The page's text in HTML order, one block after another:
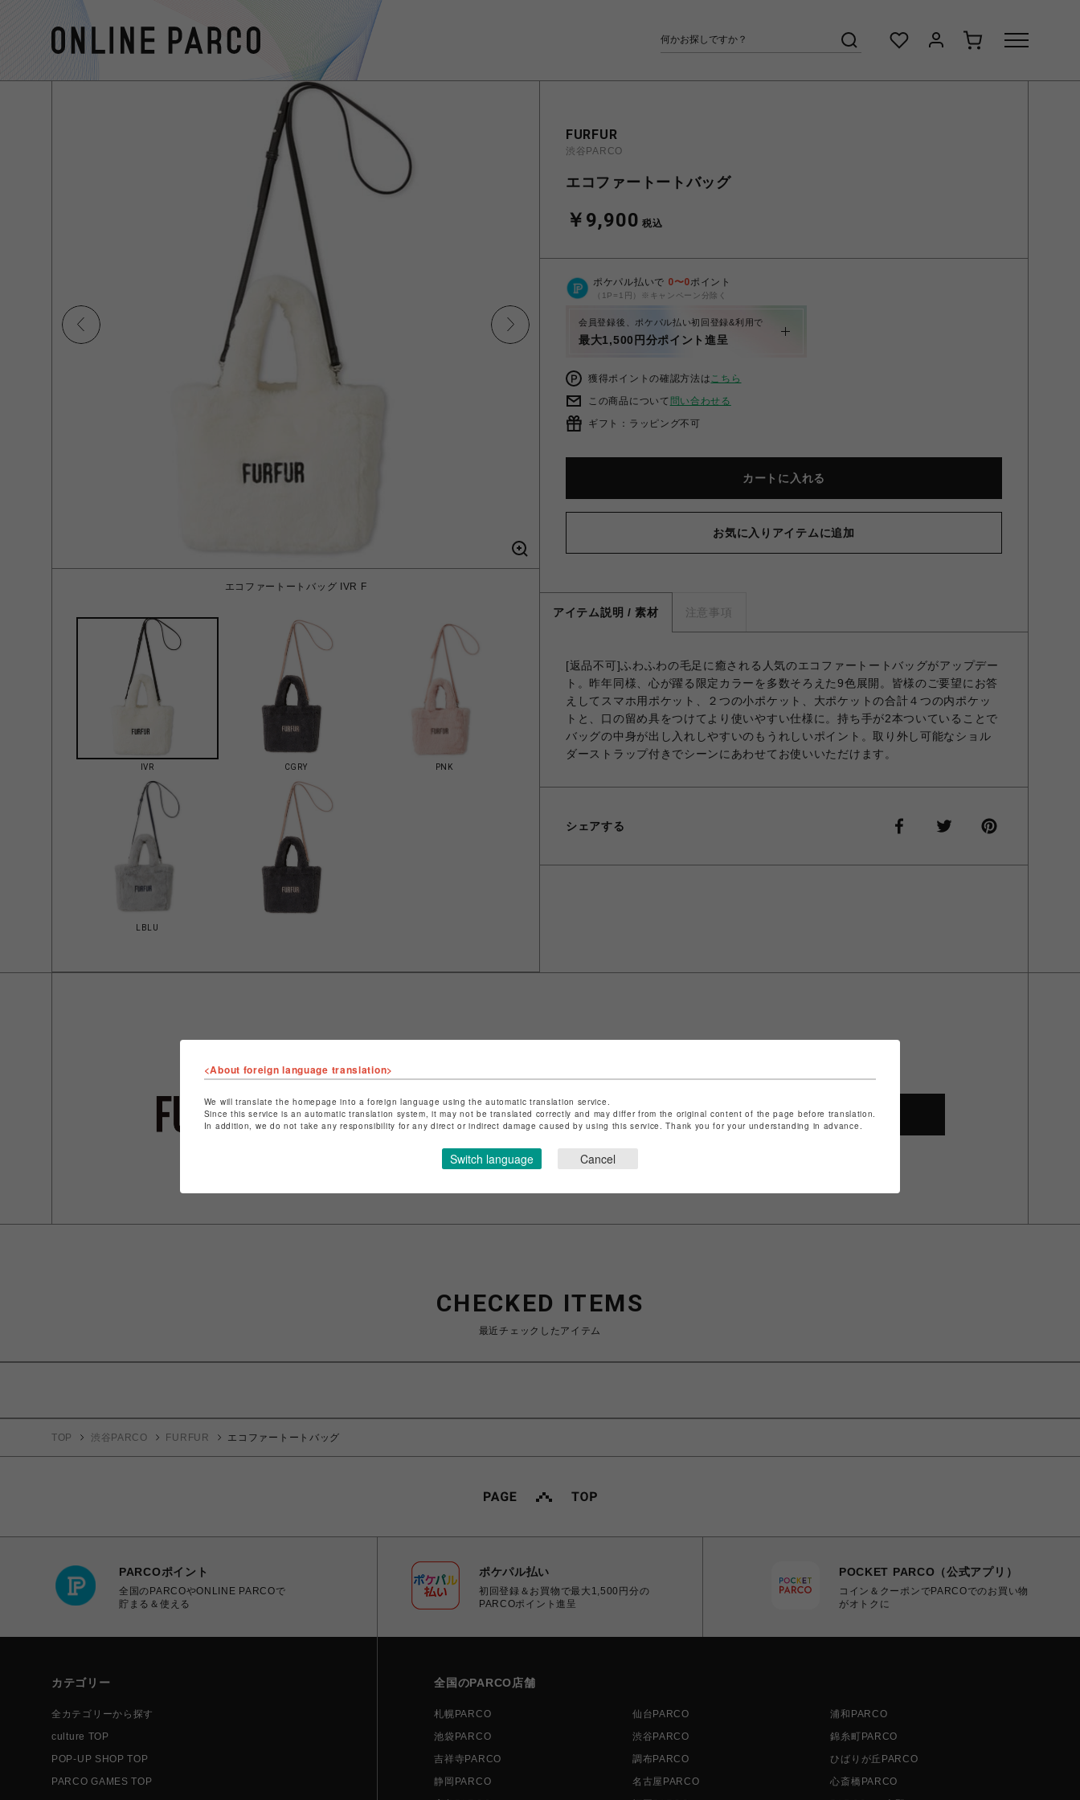
エコファートートバッグ IVR F
IVR CGRY PNK
LBLU
FURFUR
渋谷PARCO
エコファートートバッグ
￥9,900 税込
ポケパル払いで 0〜0ポイント
（1P=1円）※キャンペーン分除く
会員登録後、ポケパル払い初回登録&利用で
最大1,500円分ポイント進呈
獲得ポイントの確認方法はこちら
この商品について 問い合わせる
ギフト：ラッピング不可
カートに入れる
お気に入りアイテムに追加
アイテム説明 / 素材 注意事項
[返品不可]ふわふわの毛足に癒される人気のエコファートートバッグがアップデー
ト。昨年同様、心が躍る限定カラーを多数そろえた9色展開。皆様のご要望にお答
えしてスマホ用ポケット、２つの小ポケット、大ポケットの合計４つの内ポケッ
トと、口の留め具をつけてより使いやすい仕様に。持ち手が2本ついていることで
バッグの中身が出し入れしやすいのもうれしいポイント。取り外し可能なショル
ダーストラップ付きでシーンにあわせてお使いいただけます。
シェアする
ショップ名
FURFUR
店舗名
渋谷PARCO
特定商取引法など法令に基づく表記はこちら
ショップお問い合わせはこちら
SHOP TOP
CHECKED ITEMS
最近チェックしたアイテム
TOP 渋谷PARCO FURFUR エコファートートバッグ
PARCOポイント
全国のPARCOやONLINE PARCOで
貯まる＆使える
ポケパル払い
初回登録＆お買物で最大1,500円分の
PARCOポイント進呈
POCKET PARCO（公式アプリ）
コイン＆クーポンでPARCOでのお買い物
がオトクに
カテゴリー
全カテゴリーから探す
culture TOP
POP-UP SHOP TOP
PARCO GAMES TOP
全国のPARCO店舗
札幌PARCO 仙台PARCO
浦和PARCO
池袋PARCO
渋谷PARCO
錦糸町PARCO
吉祥寺PARCO
調布PARCO
ひばりが丘PARCO
静岡PARCO
名古屋PARCO
心斎橋PARCO
<About foreign language translation>
We will translate the homepage into a foreign language using the automatic translation service.
Since this service is an automatic translation system, it may not be translated correctly and may differ from the original content of the page before translation.
In addition, we do not take any responsibility for any direct or indirect damage caused by using this service. Thank you for your understanding in advance.
Switch language Cancel